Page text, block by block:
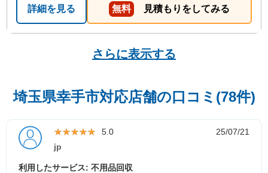
詳細を見る 無料 見積もりをしてみる
さらに表示する
埼玉県幸手市対応店舗の口コミ(78件)
★★★★★
★★★★★ 5.0
25/07/21
jp
利用したサービス: 不用品回収